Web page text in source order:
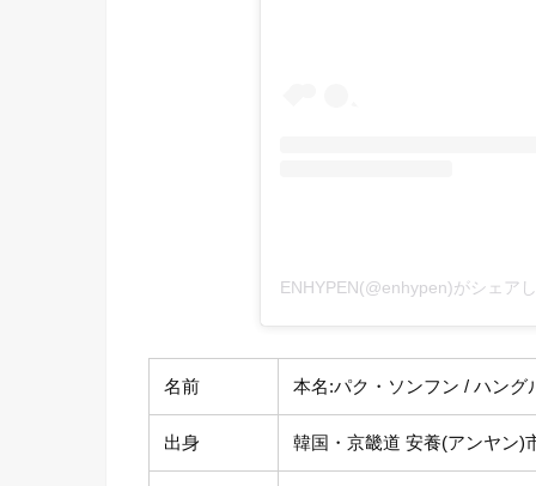
ENHYPEN(@enhypen)がシェア
名前 本名:パク・ソンフン / ハング
出身 韓国・京畿道 安養(アンヤン)